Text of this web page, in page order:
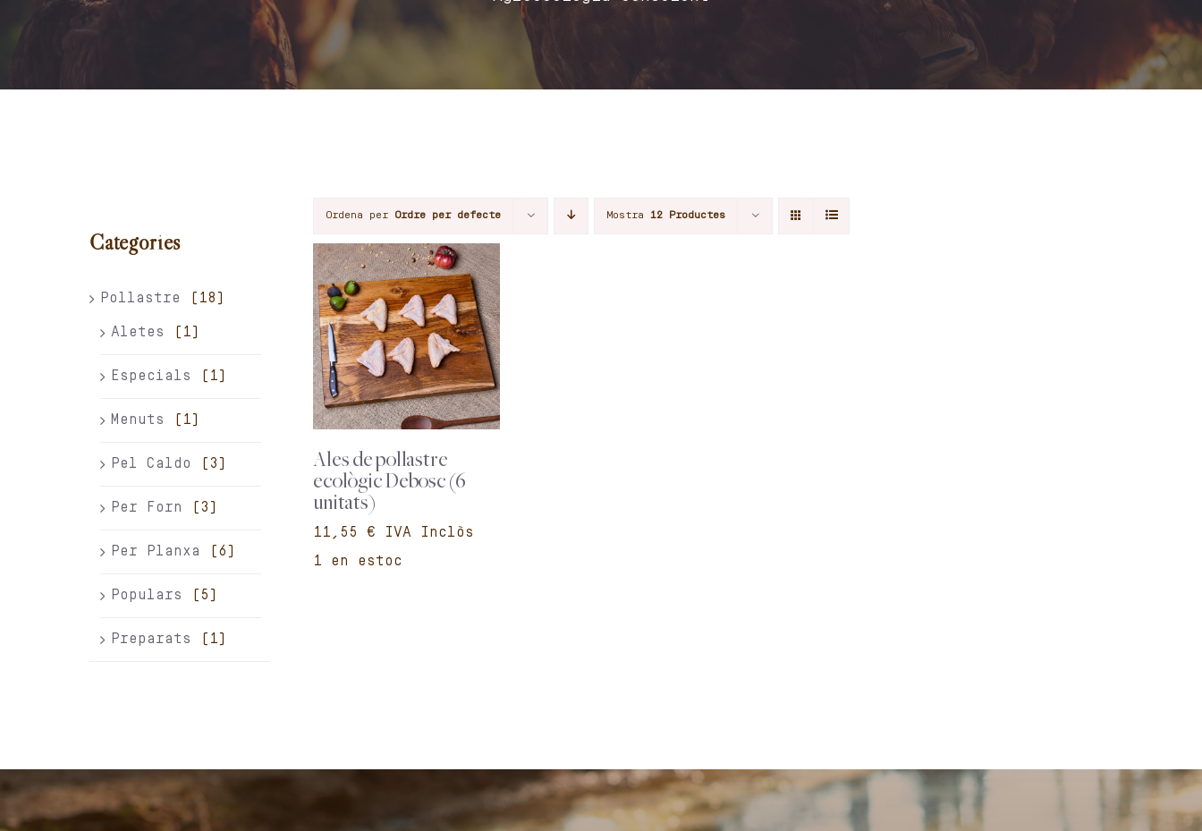
Categories
Pollastre (18)
Aletes (1)
Especials (1)
Menuts (1)
Pel Caldo (3)
Per Forn (3)
Per Planxa (6)
Populars (5)
Preparats (1)
Ordena per Ordre per defecte Mostra12 Productes
Ales de pollastre
ecològic Debosc (6
unitats)
€
1 en estoc